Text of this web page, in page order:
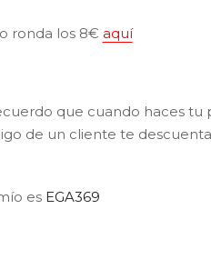
ronda los 8€ aquí
que cuando haces tu
de un cliente te
es EGA369